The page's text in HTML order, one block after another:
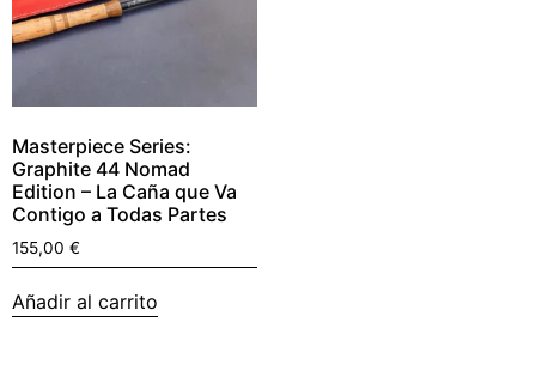
Masterpiece Series:
Graphite 44 Nomad
Edition – La Caña que Va
Contigo a Todas Partes
155,00 €
Añadir al carrito